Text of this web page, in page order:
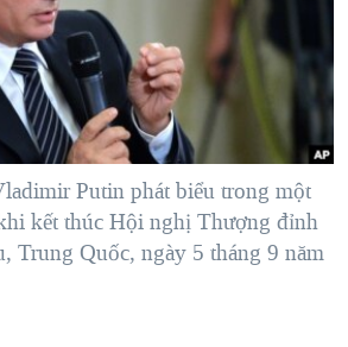
CỬ 2024
TẠI DẢI GAZA
& CON ĐƯỜNG
- NGƯỜI HẠ 'BÊN THẮNG CUỘC'
XƯA VÀ NAY
Putin phát biểu trong một
kết thúc Hội nghị Thượng đỉnh
Trung Quốc, ngày 5 tháng 9 năm